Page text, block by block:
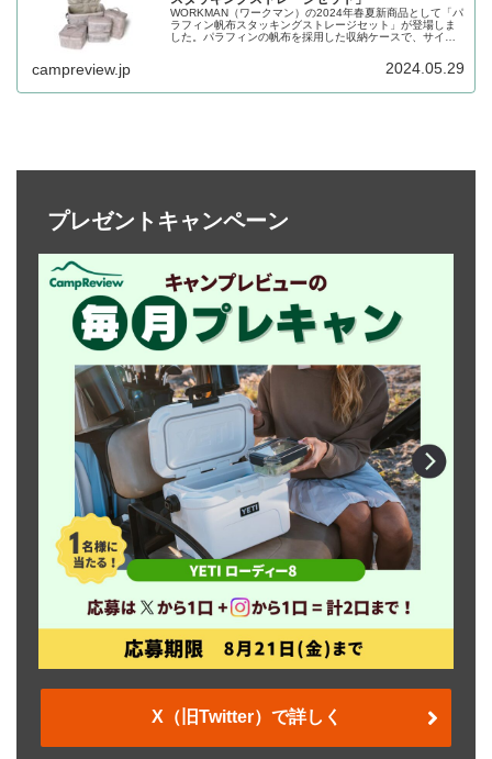
WORKMAN（ワークマン）の2024年春夏新商品として「パ
ラフィン帆布スタッキングストレージセット」が登場しま
した。パラフィンの帆布を採用した収納ケースで、サイズ
campreview.jp 2024.05.29
プレゼントキャンペーン
X（旧Twitter）で詳しく